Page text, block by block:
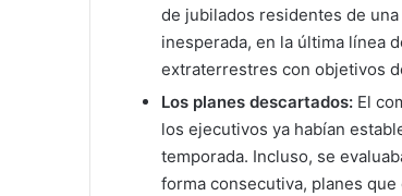
de jubilados residentes de
inesperada, en la última línea
extraterrestres con objetivos
Los planes descartados: El
los ejecutivos ya habían
temporada. Incluso, se
forma consecutiva, planes